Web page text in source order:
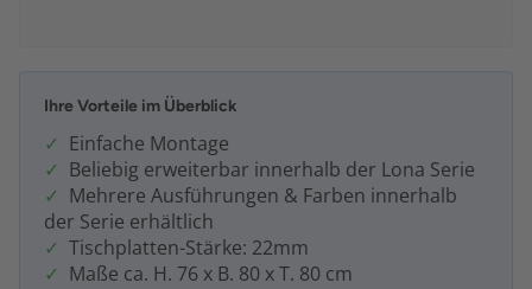
Ihre Vorteile im Überblick
Einfache Montage
Beliebig erweiterbar innerhalb der Lona Serie
Mehrere Ausführungen & Farben innerhalb
der Serie erhältlich
Tischplatten-Stärke: 22mm
Maße ca. H. 76 x B. 80 x T. 80 cm